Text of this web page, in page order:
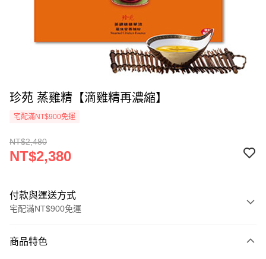
珍苑 蒸雞精【滴雞精再濃縮】
宅配滿NT$900免運
NT$2,480
NT$2,380
付款與運送方式
宅配滿NT$900免運
信用卡一次付款
商品特色